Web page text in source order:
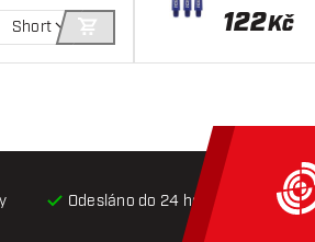
Short
PŘIDAT DO KOŠÍKU122Kč
Odesláno do 24 hodin